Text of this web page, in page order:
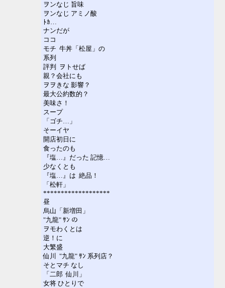
ヲンなじ 旨味
ヲンなじ アミノ酸
ﾄｶ…
ナンだが
ココ
モチ 牛丼「松屋」の
系列
評判 ヲトせば
親？会社にも
ヲヲきな 影響？
最大公約数的？
美味さ！
スープ
「ゴチ…」
そーイヤ
開店初日に
食ったのも
『塩…』だった 記憶…
少なくとも
『塩…』は 絶品！
「松軒」
*******************
昼
烏山「新増田」
"九龍" ｻﾝ の
ヲモわくとは
逆！に
大繁盛
仙川 "九龍" ｻﾝ 系列店？
そとマチ なし
「二郎 仙川」
女将 ひとりで